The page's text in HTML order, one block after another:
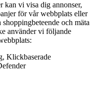
kan vi visa dig annonser,
för vår webbplats eller
och mäta
använder vi följande
Klickbaserade